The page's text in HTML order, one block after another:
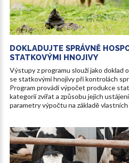
DOKLADUJTE SPRÁVNĚ
STATKOVÝMI HNOJIVY
Výstupy z programu slouží jako doklad
se statkovými hnojivy při kontrolách
Program provádí výpočet produkce
kategorií zvířat a způsobu jejich
parametry výpočtu na základě